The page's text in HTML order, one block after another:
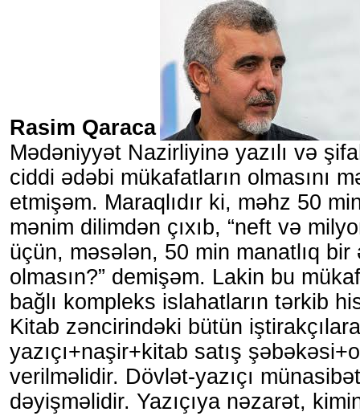
Rasim Qaraca
Mədəniyyət Nazirliyinə yazılı və
ciddi ədəbi mükafatların olmasını
etmişəm. Maraqlıdır ki, məhz 50
mənim dilimdən çıxıb, “neft və
üçün, məsələn, 50 min manatlıq
olmasın?” demişəm. Lakin bu
bağlı kompleks islahatların tərkib
Kitab zəncirindəki bütün
yazıçı+naşir+kitab satış
verilməlidir. Dövlət-yazıçı
dəyişməlidir. Yazıçıya nəzarət,